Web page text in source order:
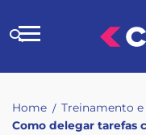
to
Buscar
Home / Treinamento
Como delegar tarefas